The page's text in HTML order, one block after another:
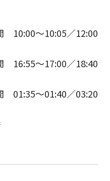
10:00～10:05／12:00
16:55～17:00／18:40
01:35～01:40／03:20